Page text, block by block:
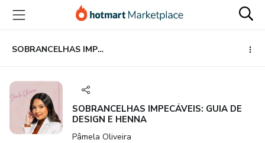
para
conteúdo
principal
para
pagamento
para
rodapé
SOBRANCELHAS IMPECÁVEIS: GUIA DE DESIGN E HENNA
SOBRANCELHAS IMPECÁVEIS: GUIA DE
DESIGN E HENNA
Pâmela Oliveira